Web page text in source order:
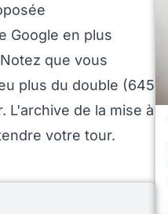
Google en plus
que vous
plus du double (645
L'archive de la mise à
votre tour.